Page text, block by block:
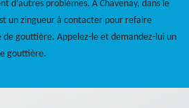
d’autres problèmes. À Chavenay, dans le
un zingueur à contacter pour refaire
de gouttière. Appelez-le et demandez-lui un
gouttière.